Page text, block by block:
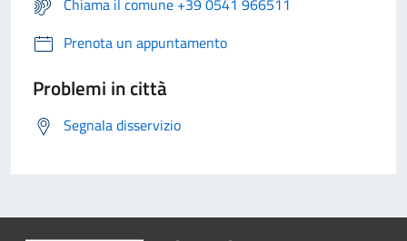
Chiama il comune +39 0541 966511
Prenota un appuntamento
Problemi in città
Segnala disservizio